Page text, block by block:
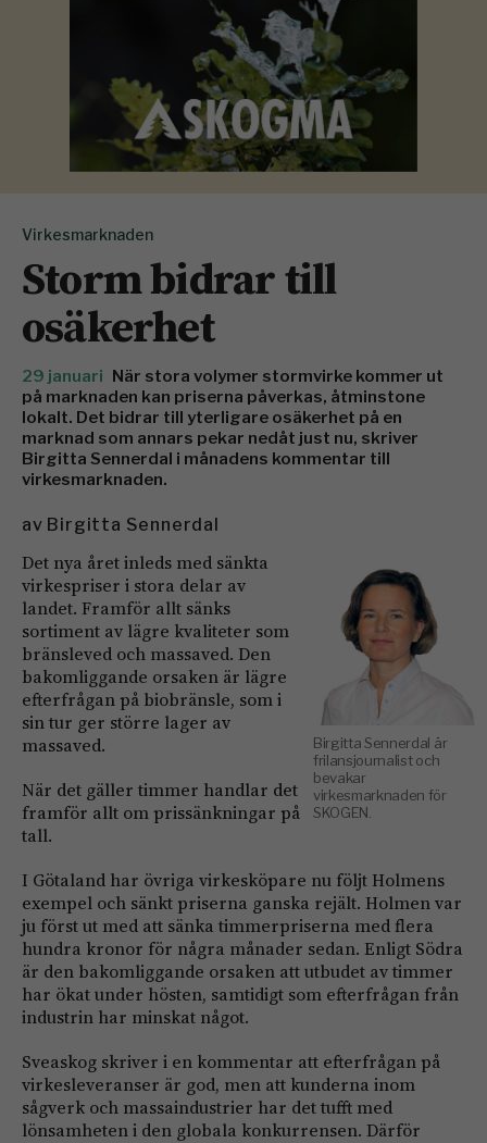
Virkesmarknaden
Storm bidrar till
osäkerhet
29 januari När stora volymer stormvirke kommer ut
på marknaden kan priserna påverkas, åtminstone
lokalt. Det bidrar till yterligare osäkerhet på en
marknad som annars pekar nedåt just nu, skriver
Birgitta Sennerdal i månadens kommentar till
virkesmarknaden.
av Birgitta Sennerdal
Birgitta Sennerdal är
frilansjournalist och
bevakar
virkesmarknaden för
SKOGEN.
Det nya året inleds med sänkta
virkespriser i stora delar av
landet. Framför allt sänks
sortiment av lägre kvaliteter som
bränsleved och massaved. Den
bakomliggande orsaken är lägre
efterfrågan på biobränsle, som i
sin tur ger större lager av
massaved.
När det gäller timmer handlar det
framför allt om prissänkningar på
tall.
I Götaland har övriga virkesköpare nu följt Holmens
exempel och sänkt priserna ganska rejält. Holmen var
ju först ut med att sänka timmerpriserna med flera
hundra kronor för några månader sedan. Enligt Södra
är den bakomliggande orsaken att utbudet av timmer
har ökat under hösten, samtidigt som efterfrågan från
industrin har minskat något.
Sveaskog skriver i en kommentar att efterfrågan på
virkesleveranser är god, men att kunderna inom
sågverk och massaindustrier har det tufft med
lönsamheten i den globala konkurrensen. Därför